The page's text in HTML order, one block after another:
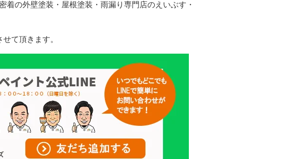
着の外壁塗装・屋根塗装・雨漏り専門店のえいぶす・
て頂きます。